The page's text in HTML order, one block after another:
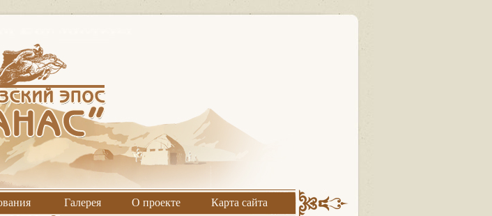
Галерея О проекте Карта сайта